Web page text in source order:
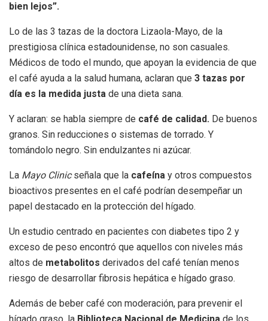
bien lejos”.
Lo de las 3 tazas de la doctora Lizaola-Mayo, de la
prestigiosa clínica estadounidense, no son casuales.
Médicos de todo el mundo, que apoyan la evidencia de que
el café ayuda a la salud humana, aclaran que 3 tazas por
día es la medida justa de una dieta sana.
Y aclaran: se habla siempre de café de calidad. De buenos
granos. Sin reducciones o sistemas de torrado. Y
tomándolo negro. Sin endulzantes ni azúcar.
La Mayo Clinicseñala que la cafeína y otros compuestos
bioactivos presentes en el café podrían desempeñar un
papel destacado en la protección del hígado.
Un estudio centrado en pacientes con diabetes tipo 2 y
exceso de peso encontró que aquellos con niveles más
altos de metabolitos derivados del café tenían menos
riesgo de desarrollar fibrosis hepática e hígado graso.
Además de beber café con moderación, para prevenir el